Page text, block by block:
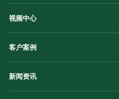
视频中心
客户案例
新闻资讯